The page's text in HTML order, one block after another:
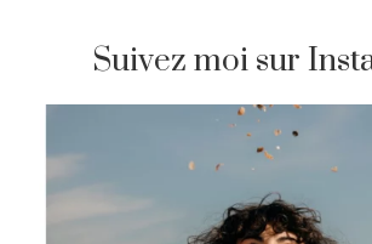
Suivez moi sur